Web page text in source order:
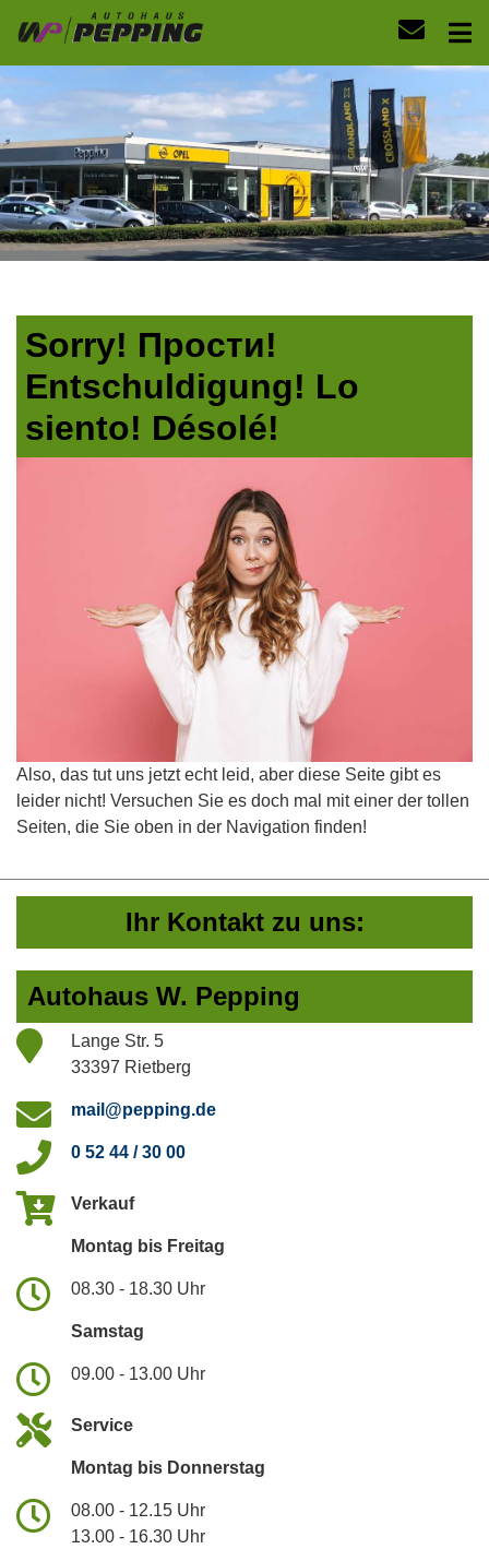
Sorry! Прости!
Entschuldigung! Lo
siento! Désolé!
Also, das tut uns jetzt echt leid, aber diese Seite gibt es
leider nicht! Versuchen Sie es doch mal mit einer der tollen
Seiten, die Sie oben in der Navigation finden!
Ihr Kontakt zu uns:
Autohaus W. Pepping
Lange Str. 5
33397 Rietberg
mail@pepping.de
0 52 44 / 30 00
Verkauf
Montag bis Freitag
08.30 - 18.30 Uhr
Samstag
09.00 - 13.00 Uhr
Service
Montag bis Donnerstag
08.00 - 12.15 Uhr
13.00 - 16.30 Uhr